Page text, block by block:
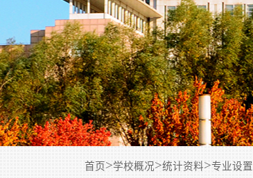
首页>学校概况>统计资料>专业设置